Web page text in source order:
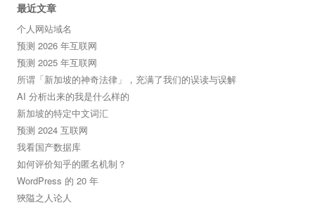
最近文章
个人网站域名
预测 2026 年互联网
预测 2025 年互联网
所谓「新加坡的神奇法律」，充满了我们的误读与误解
AI 分析出来的我是什么样的
新加坡的特定中文词汇
预测 2024 互联网
我看国产数据库
如何评价知乎的匿名机制？
WordPress 的 20 年
狹隘之人论人